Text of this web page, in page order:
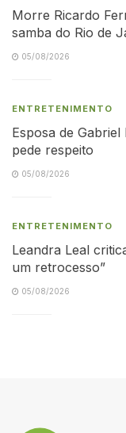
Morre Ricardo
samba do Rio de
05/08/2026
ENTRETENIMENTO
Esposa de
pede respeito
05/08/2026
ENTRETENIMENTO
Leandra Leal
um retrocesso”
05/08/2026